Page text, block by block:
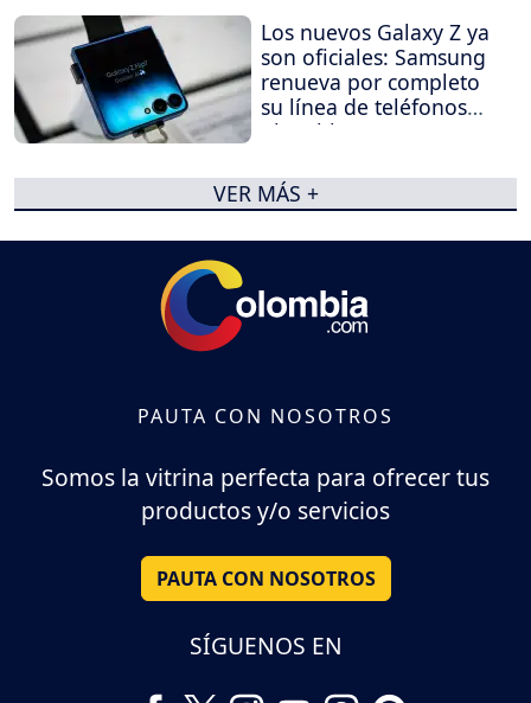
Los nuevos Galaxy Z ya
son oficiales: Samsung
renueva por completo
su línea de teléfonos
plegables
VER MÁS +
PAUTA CON NOSOTROS
Somos la vitrina perfecta para ofrecer tus
productos y/o servicios
PAUTA CON NOSOTROS
SÍGUENOS EN